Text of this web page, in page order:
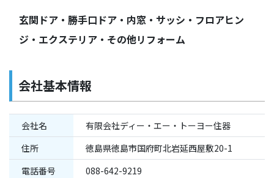
玄関ドア・勝手口ドア・内窓・サッシ・フロアヒン
ジ・エクステリア・その他リフォーム
会社基本情報
会社名
有限会社ディー・エー・トーヨー住器
住所
徳島県徳島市国府町北岩延西屋敷20-1
電話番号
088-642-9219